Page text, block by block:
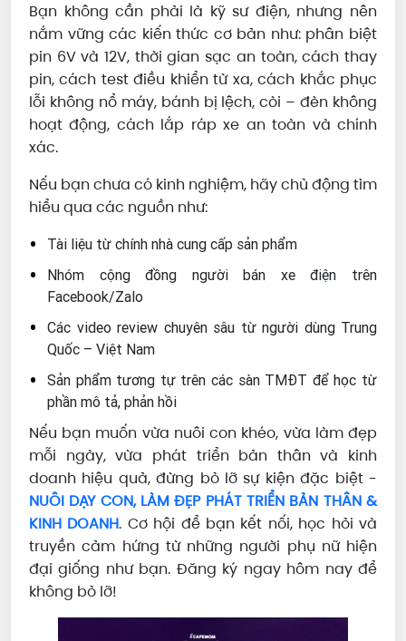
Bạn không cần phải là kỹ sư điện, nhưng nên
nắm vững các kiến thức cơ bản như: phân biệt
pin 6V và 12V, thời gian sạc an toàn, cách thay
pin, cách test điều khiển từ xa, cách khắc phục
lỗi không nổ máy, bánh bị lệch, còi – đèn không
hoạt động, cách lắp ráp xe an toàn và chính
xác.
Nếu bạn chưa có kinh nghiệm, hãy chủ động tìm
hiểu qua các nguồn như:
Tài liệu từ chính nhà cung cấp sản phẩm
Nhóm cộng đồng người bán xe điện trên
Facebook/Zalo
Các video review chuyên sâu từ người dùng Trung
Quốc – Việt Nam
Sản phẩm tương tự trên các sàn TMĐT để học từ
phần mô tả, phản hồi
Nếu bạn muốn vừa nuôi con khéo, vừa làm đẹp
mỗi ngày, vừa phát triển bản thân và kinh
doanh hiệu quả, đừng bỏ lỡ sự kiện đặc biệt -
NUÔI DẠY CON, LÀM ĐẸP PHÁT TRIỂN BẢN THÂN &
KINH DOANH. Cơ hội để bạn kết nối, học hỏi và
truyền cảm hứng từ những người phụ nữ hiện
đại giống như bạn. Đăng ký ngay hôm nay để
không bỏ lỡ!